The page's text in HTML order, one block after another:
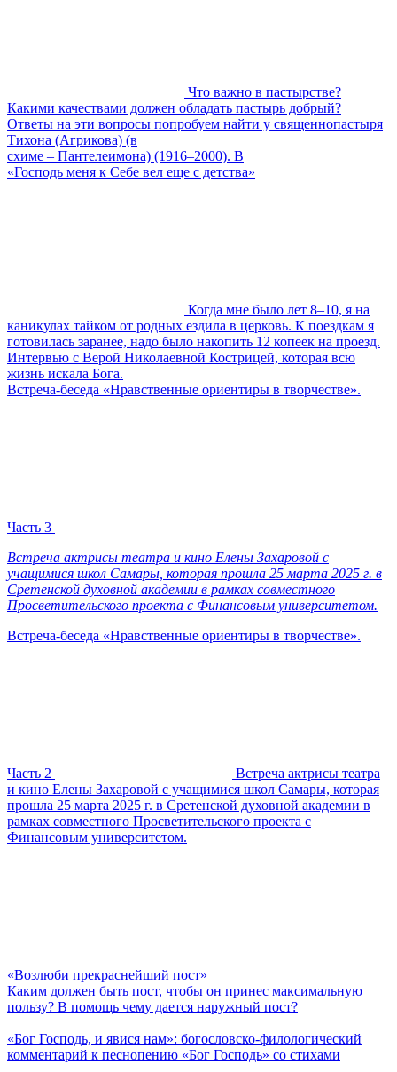
Что важно в пастырстве?
Какими качествами должен обладать пастырь добрый?
Ответы на эти вопросы попробуем найти у священнопастыря
Тихона (Агрикова) (в
схиме – Пантелеимона) (1916–2000). В
«Господь меня к Себе вел еще с детства»
Когда мне было лет 8–10, я на
каникулах тайком от родных ездила в церковь. К поездкам я
готовилась заранее, надо было накопить 12 копеек на проезд.
Интервью с Верой Николаевной Кострицей, которая всю
жизнь искала Бога.
Встреча-беседа «Нравственные ориентиры в творчестве».
Часть 3
Встреча актрисы театра и кино Елены Захаровой с
учащимися школ Самары, которая прошла 25 марта 2025 г. в
Сретенской духовной академии в рамках совместного
Просветительского проекта с Финансовым университетом.
Встреча-беседа «Нравственные ориентиры в творчестве».
Часть 2
Встреча актрисы театра
и кино Елены Захаровой с учащимися школ Самары, которая
прошла 25 марта 2025 г. в Сретенской духовной академии в
рамках совместного Просветительского проекта с
Финансовым университетом.
«Возлюби прекраснейший пост»
Каким должен быть пост, чтобы он принес максимальную
пользу? В помощь чему дается наружный пост?
«Бог Господь, и явися нам»: богословско-филологический
комментарий к песнопению «Бог Господь» со стихами